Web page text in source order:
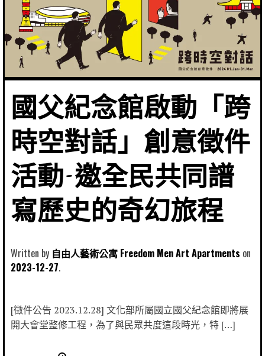
國父紀念館啟動「跨
時空對話」創意徵件
活動-邀全民共同譜
寫歷史的奇幻旅程
Written by 自由人藝術公寓 Freedom Men Art Apartments
2023-12-27
[徵件公告 2023.12.28] 文化部所屬國立國父紀念館即將展
開大會堂整修工程，為了與民眾共度這段時光，特 […]